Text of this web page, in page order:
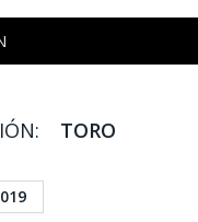
TORO